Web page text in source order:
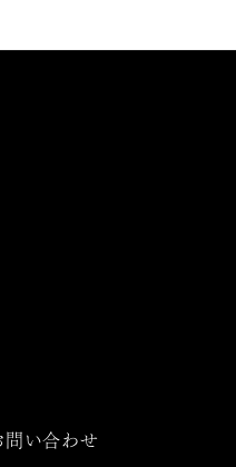
問い合わせ